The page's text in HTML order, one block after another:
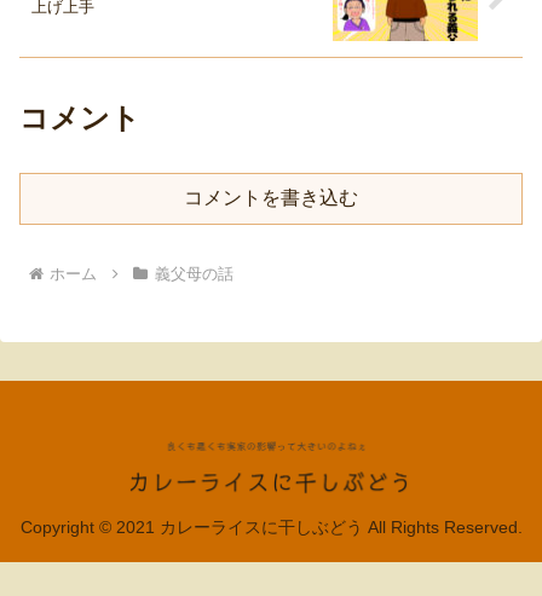
上げ上手
コメント
コメントを書き込む
ホーム 義父母の話
Copyright © 2021 カレーライスに干しぶどう All Rights Reserved.